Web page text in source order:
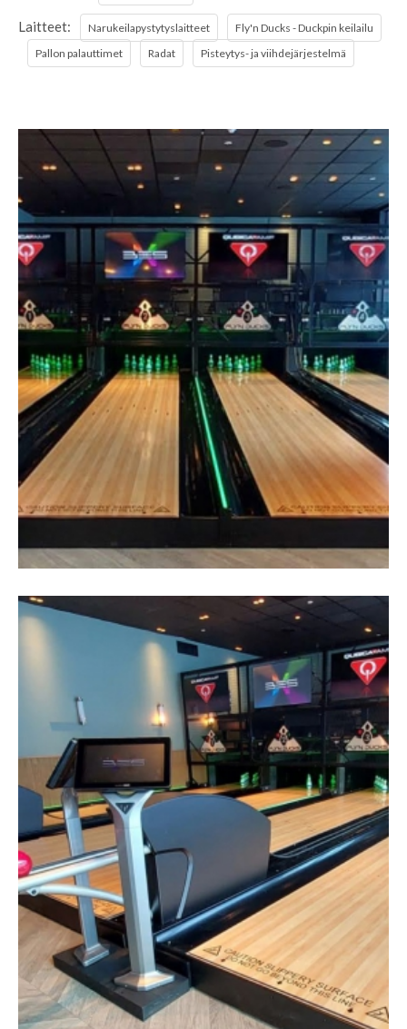
Laitteet: Narukeilapystytyslaitteet
Fly'n Ducks - Duckpin keilailu
Pallon palauttimet
Radat Pisteytys- ja viihdejärjestelmä